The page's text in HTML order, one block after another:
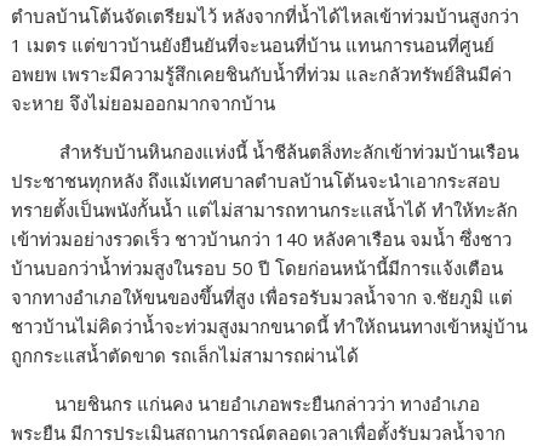
ตำบลบ้านโต้นจัดเตรียมไว้ หลังจากที่น้ำได้ไหลเข้าท่วมบ้านสูงกว่า
1 เมตร แต่ขาวบ้านยังยืนยันที่จะนอนที่บ้าน แทนการนอนที่ศูนย์
อพยพ เพราะมีความรู้สึกเคยชินกับน้ำที่ท่วม และกลัวทรัพย์สินมีค่า
จะหาย จึงไม่ยอมออกมากจากบ้าน
สำหรับบ้านหินกองแห่งนี้ น้ำชีล้นตลิ่งทะลักเข้าท่วมบ้านเรือน
ประชาชนทุกหลัง ถึงแม้เทศบาลตำบลบ้านโต้นจะนำเอากระสอบ
ทรายตั้งเป็นพนังกั้นน้ำ แต่ไม่สามารถทานกระแสน้ำได้ ทำให้ทะลัก
เข้าท่วมอย่างรวดเร็ว ชาวบ้านกว่า 140 หลังคาเรือน จมน้ำ ซึ่งชาว
บ้านบอกว่าน้ำท่วมสูงในรอบ 50 ปี โดยก่อนหน้านี้มีการแจ้งเตือน
จากทางอำเภอให้ขนของขึ้นที่สูง เพื่อรอรับมวลน้ำจาก จ.ชัยภูมิ แต่
ชาวบ้านไม่คิดว่าน้ำจะท่วมสูงมากขนาดนี้ ทำให้ถนนทางเข้าหมู่บ้าน
ถูกกระแสน้ำตัดขาด รถเล็กไม่สามารถผ่านได้
นายชินกร แก่นคง นายอำเภอพระยืนกล่าวว่า ทางอำเภอ
พระยืน มีการประเมินสถานการณ์ตลอดเวลาเพื่อตั้งรับมวลน้ำจาก